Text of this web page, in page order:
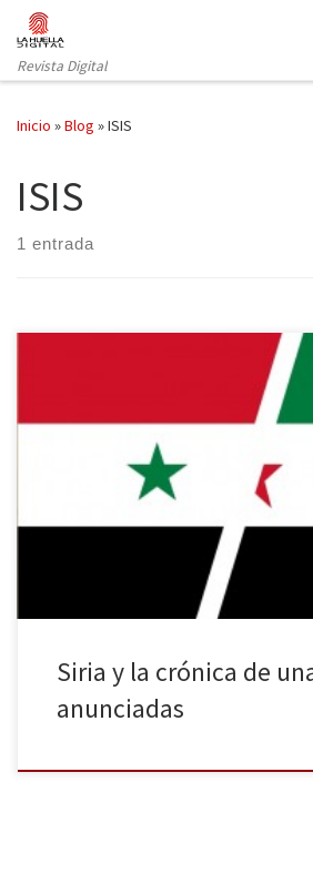
Saltar al contenido
Revista Digital
Inicio »Blog »ISIS
ISIS
1 entrada
Tras tres años de guerra civil, Siria vive su
superando las 200 víctimas mortales al día
que no hacen sino dificultar todavía más la
humanitaria. En medio de este caos, el
Siria y la crónica de
anunciadas